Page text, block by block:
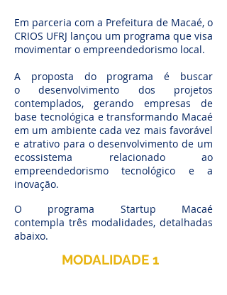
Em parceria com a Prefeitura de Macaé, o
CRIOS UFRJ lançou um programa que visa
movimentar o empreendedorismo local.
A proposta do programa é buscar
o desenvolvimento dos projetos
contemplados, gerando empresas de
base tecnológica e transformando Macaé
em um ambiente cada vez mais favorável
e atrativo para o desenvolvimento de um
ecossistema relacionado ao
empreendedorismo tecnológico e a
inovação.​
O programa Startup Macaé
contempla três modalidades, detalhadas
abaixo.
MODALIDADE 1